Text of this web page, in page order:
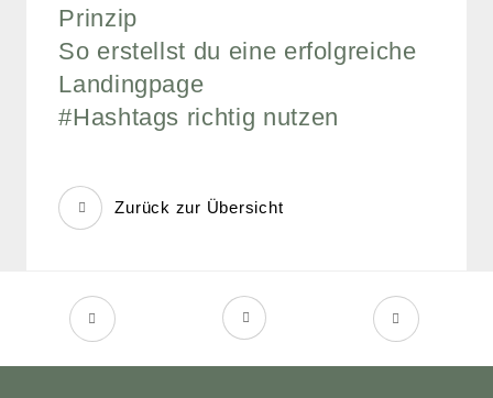
Prinzip
So erstellst du eine erfolgreiche
Landingpage
#Hashtags richtig nutzen
Zurück zur Übersicht